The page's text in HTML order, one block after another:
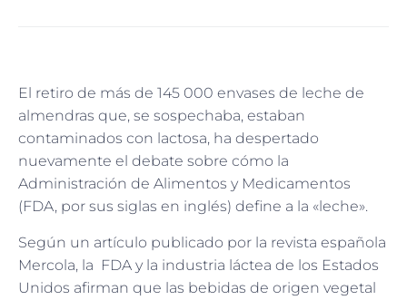
El retiro de más de 145 000 envases de leche de
almendras que, se sospechaba, estaban
contaminados con lactosa, ha despertado
nuevamente el debate sobre cómo la
Administración de Alimentos y Medicamentos
(FDA, por sus siglas en inglés) define a la «leche».
Según un artículo publicado por la revista española
Mercola, la FDA y la industria láctea de los Estados
Unidos afirman que las bebidas de origen vegetal